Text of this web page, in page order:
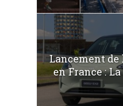
Lancement de
en France :